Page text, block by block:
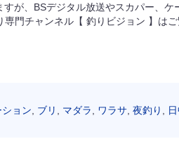
が、BSデジタル放送やスカパー、ケ
門チャンネル【 釣りビジョン 】は
ョン ブリ マダラ ワラサ 夜釣り